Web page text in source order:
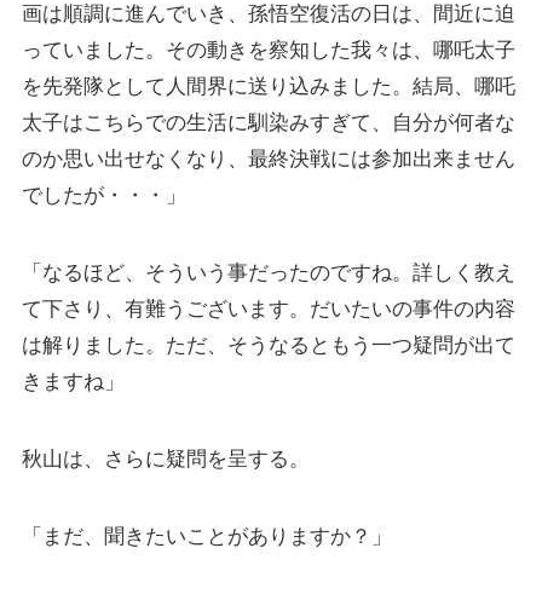
画は順調に進んでいき、孫悟空復活の日は、間近に迫
っていました。その動きを察知した我々は、哪吒太子
を先発隊として人間界に送り込みました。結局、哪吒
太子はこちらでの生活に馴染みすぎて、自分が何者な
のか思い出せなくなり、最終決戦には参加出来ません
でしたが・・・」
「なるほど、そういう事だったのですね。詳しく教え
て下さり、有難うございます。だいたいの事件の内容
は解りました。ただ、そうなるともう一つ疑問が出て
きますね」
秋山は、さらに疑問を呈する。
「まだ、聞きたいことがありますか？」